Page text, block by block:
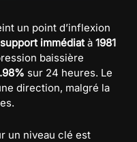
un point d’inflexion
support immédiatà 1981
baissière
sur 24 heures. Le
direction, malgré la
un niveau clé est